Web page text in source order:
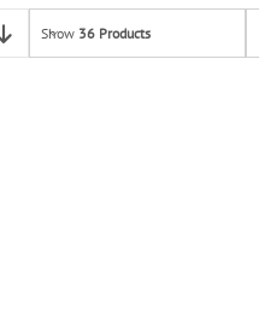
Show 36 Products